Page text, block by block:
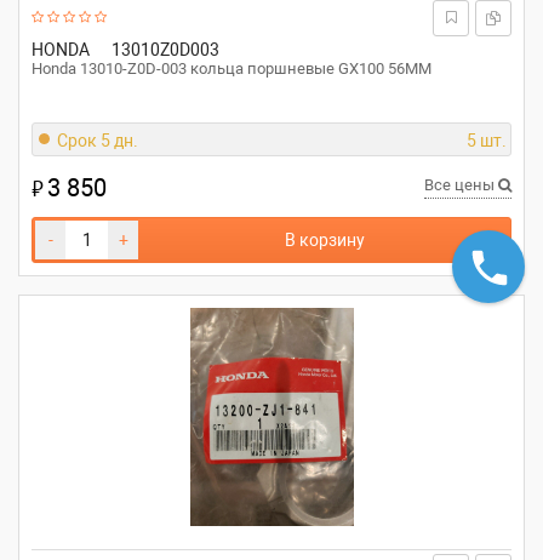
HONDA 13010Z0D003
Honda 13010-Z0D-003 кольца поршневые GX100 56ММ
Срок 5 дн. 5 шт.
₽3 850 Все цены
- + В корзину